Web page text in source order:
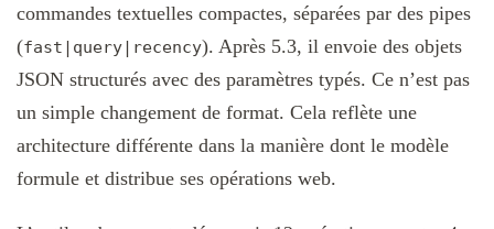
commandes textuelles compactes, séparées par des pipes
(fast|query|recency). Après 5.3, il envoie des objets
JSON structurés avec des paramètres typés. Ce n’est pas
un simple changement de format. Cela reflète une
architecture différente dans la manière dont le modèle
formule et distribue ses opérations web.